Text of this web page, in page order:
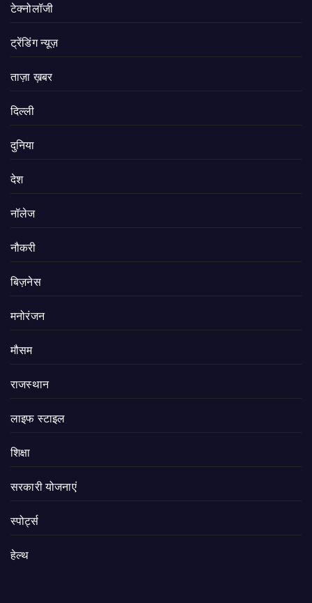
टेक्नोलॉजी
ट्रेंडिंग न्यूज़
ताज़ा ख़बर
दिल्ली
दुनिया
देश
नॉलेज
नौकरी
बिज़नेस
मनोरंजन
मौसम
राजस्थान
लाइफ स्टाइल
शिक्षा
सरकारी योजनाएं
स्पोर्ट्स
हेल्थ